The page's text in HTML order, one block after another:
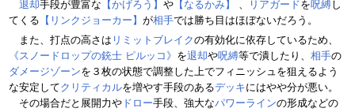
退却手段が豊富な 【かげろう】 や 【なるかみ】 、 リアガードを呪縛し
てくる 【リンクジョーカー】 が相手では勝ち目はほぼないだろう。
また、打点の高さは リミットブレイクの有効化に依存しているため、
《スノードロップの銃士 ピルッコ》 を退却や呪縛等で潰したり、 相手の
ダメージゾーンを３枚の状態で調整した上でフィニッシュを狙えるよう
な安定してクリティカルを増やす手段のあるデッキにはやや分が悪い。
その場合だと展開力や ドロー手段、強大なパワーラインの形成などの